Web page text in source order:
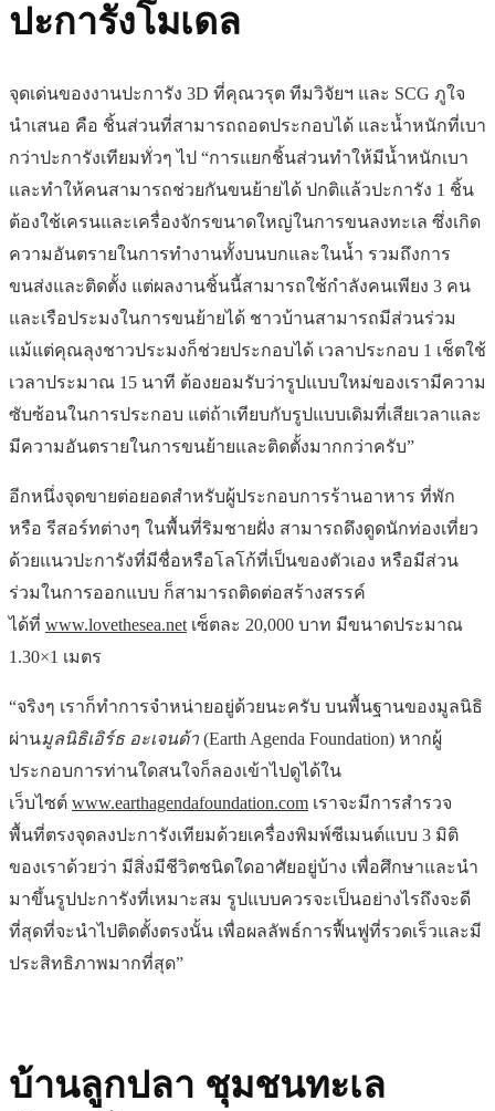
ปะการังโมเดล
จุดเด่นของงานปะการัง 3D ที่คุณวรุต ทีมวิจัยฯ และ SCG ภูใจ
นำเสนอ คือ ชิ้นส่วนที่สามารถถอดประกอบได้ และน้ำหนักที่เบา
กว่าปะการังเทียมทั่วๆ ไป “การแยกชิ้นส่วนทำให้มีน้ำหนักเบา
และทำให้คนสามารถช่วยกันขนย้ายได้ ปกติแล้วปะการัง 1 ชิ้น
ต้องใช้เครนและเครื่องจักรขนาดใหญ่ในการขนลงทะเล ซึ่งเกิด
ความอันตรายในการทำงานทั้งบนบกและในน้ำ รวมถึงการ
ขนส่งและติดตั้ง แต่ผลงานชิ้นนี้สามารถใช้กำลังคนเพียง 3 คน
และเรือประมงในการขนย้ายได้ ชาวบ้านสามารถมีส่วนร่วม
แม้แต่คุณลุงชาวประมงก็ช่วยประกอบได้ เวลาประกอบ 1 เช็ตใช้
เวลาประมาณ 15 นาที ต้องยอมรับว่ารูปแบบใหม่ของเรามีความ
ซับซ้อนในการประกอบ แต่ถ้าเทียบกับรูปแบบเดิมที่เสียเวลาและ
มีความอันตรายในการขนย้ายและติดตั้งมากกว่าครับ”
อีกหนึ่งจุดขายต่อยอดสำหรับผู้ประกอบการร้านอาหาร ที่พัก
หรือ รีสอร์ทต่างๆ ในพื้นที่ริมชายฝั่ง สามารถดึงดูดนักท่องเที่ยว
ด้วยแนวปะการังที่มีชื่อหรือโลโก้ที่เป็นของตัวเอง หรือมีส่วน
ร่วมในการออกแบบ ก็สามารถติดต่อสร้างสรรค์
ได้ที่ www.lovethesea.net เซ็ตละ 20,000 บาท มีขนาดประมาณ
1.30×1 เมตร
“จริงๆ เราก็ทำการจำหน่ายอยู่ด้วยนะครับ บนพื้นฐานของมูลนิธิ
ผ่านมูลนิธิเอิร์ธ อะเจนด้า (Earth Agenda Foundation) หากผู้
ประกอบการท่านใดสนใจก็ลองเข้าไปดูได้ใน
เว็บไซต์ www.earthagendafoundation.com เราจะมีการสำรวจ
พื้นที่ตรงจุดลงปะการังเทียมด้วยเครื่องพิมพ์ซีเมนต์แบบ 3 มิติ
ของเราด้วยว่า มีสิ่งมีชีวิตชนิดใดอาศัยอยู่บ้าง เพื่อศึกษาและนำ
มาขึ้นรูปปะการังที่เหมาะสม รูปแบบควรจะเป็นอย่างไรถึงจะดี
ที่สุดที่จะนำไปติดตั้งตรงนั้น เพื่อผลลัพธ์การฟื้นฟูที่รวดเร็วและมี
ประสิทธิภาพมากที่สุด”
บ้านลูกปลา ชุมชนทะเล